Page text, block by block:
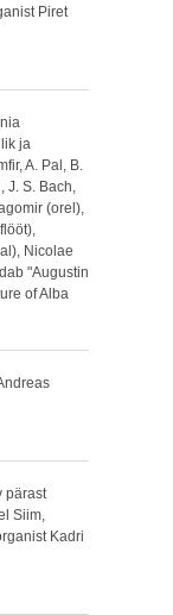
Piret
ja
A. Pal, B.
J. S. Bach,
(orel),
Nicolae
"Augustin
of Alba
pärast
Siim,
Kadri